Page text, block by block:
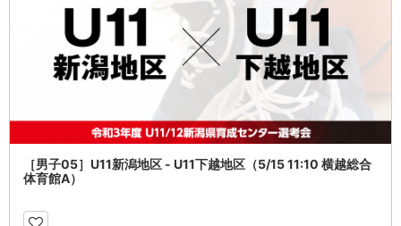
［男子05］U11新潟地区 - U11下越地区（5/15 11:10 横越総合
体育館A）